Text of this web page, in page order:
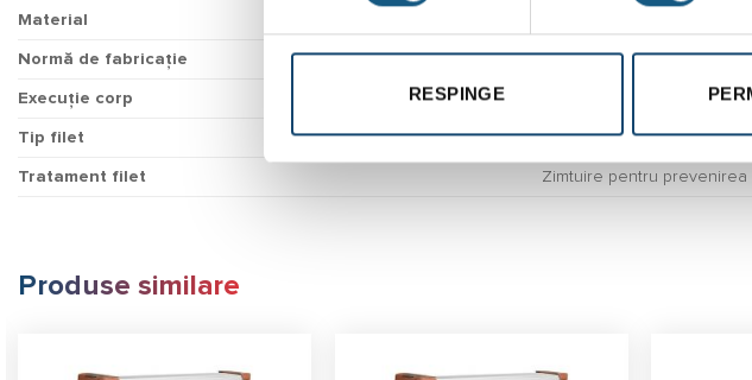
RESPINGE
Material
Normă de fabricație PN-EN 12164
Execuție corp
Tip filet Intern / Extern
Tratament filet Zimtuire pentru prevenirea
Produse similare